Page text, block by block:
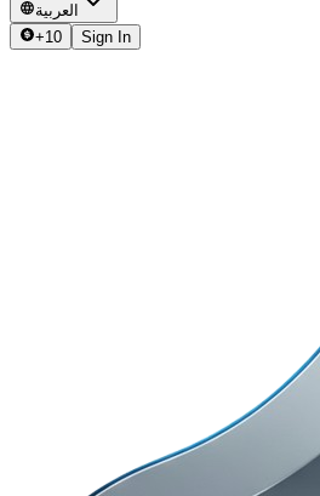
العربية
+10 Sign In